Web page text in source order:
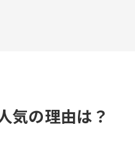
気の理由は？